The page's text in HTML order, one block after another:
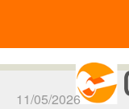
11/05/2026